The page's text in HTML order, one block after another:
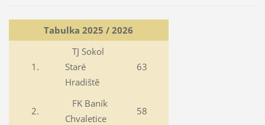
Tabulka 2025 / 2026
1.
TJ Sokol
Staré
Hradiště
63
2.
FK Baník
Chvaletice
58